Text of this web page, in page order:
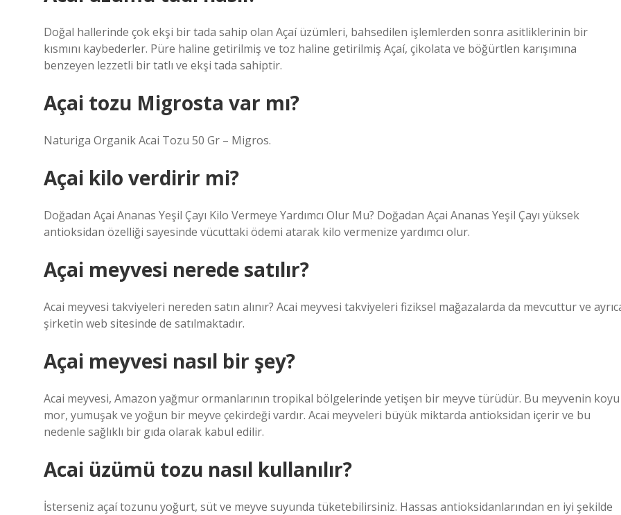
Doğal hallerinde çok ekşi bir tada sahip olan Açaí üzümleri, bahsedilen işlemlerden sonra asitliklerinin bir
kısmını kaybederler. Püre haline getirilmiş ve toz haline getirilmiş Açaí, çikolata ve böğürtlen karışımına
benzeyen lezzetli bir tatlı ve ekşi tada sahiptir.
Açai tozu Migrosta var mı?
Naturiga Organik Acai Tozu 50 Gr – Migros.
Açai kilo verdirir mi?
Doğadan Açai Ananas Yeşil Çayı Kilo Vermeye Yardımcı Olur Mu? Doğadan Açai Ananas Yeşil Çayı yüksek
antioksidan özelliği sayesinde vücuttaki ödemi atarak kilo vermenize yardımcı olur.
Açai meyvesi nerede satılır?
Acai meyvesi takviyeleri nereden satın alınır? Acai meyvesi takviyeleri fiziksel mağazalarda da mevcuttur ve
şirketin web sitesinde de satılmaktadır.
Açai meyvesi nasıl bir şey?
Acai meyvesi, Amazon yağmur ormanlarının tropikal bölgelerinde yetişen bir meyve türüdür. Bu meyvenin koyu
mor, yumuşak ve yoğun bir meyve çekirdeği vardır. Acai meyveleri büyük miktarda antioksidan içerir ve bu
nedenle sağlıklı bir gıda olarak kabul edilir.
Acai üzümü tozu nasıl kullanılır?
İsterseniz açaí tozunu yoğurt, süt ve meyve suyunda tüketebilirsiniz. Hassas antioksidanlarından en iyi şekilde